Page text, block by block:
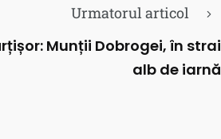
Urmatorul articol
Munții Dobrogei, în strai
alb de iarnă